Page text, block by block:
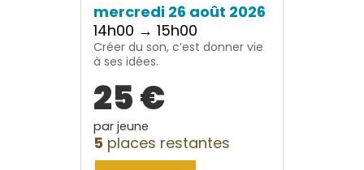
mercredi 26 août 2026
14h00 → 15h00
Créer du son, c’est donner vie
à ses idées.
25 €
par jeune
5 places restantes